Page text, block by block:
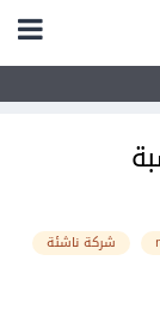
شركة ناشئة